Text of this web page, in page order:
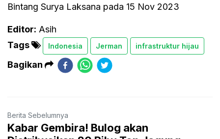
Bintang Surya Laksana pada 15 Nov 2023
Editor: Asih
Tags
Indonesia Jerman infrastruktur hijau
Bagikan
Berita Sebelumnya
Kabar Gembira! Bulog akan